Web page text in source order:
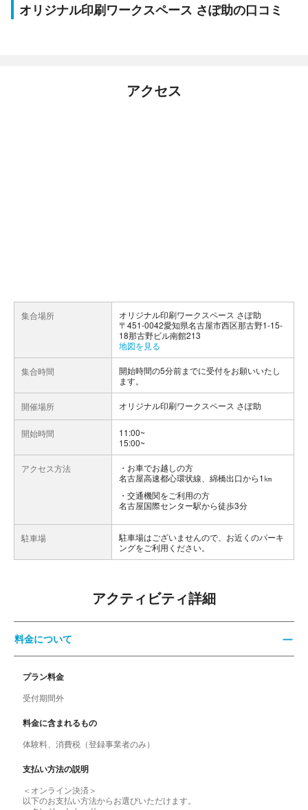
オリジナル印刷ワークスペース さぽ助の口コミ
アクセス
集合場所
オリジナル印刷ワークスペース さぽ助
〒451-0042愛知県名古屋市西区那古野1-15-
18那古野ビル南館213
地図を見る
集合時間
開始時間の5分前までに受付をお願いいたし
ます。
開催場所 オリジナル印刷ワークスペース さぽ助
開始時間
11:00~
15:00~
アクセス方法
お車でお越しの方
名古屋高速都心環状線、綿橋出口から1㎞
交通機関をご利用の方
名古屋国際センター駅から徒歩3分
駐車場
駐車場はございませんので、お近くのパーキ
ングをご利用ください。
アクティビティ詳細
料金について
プラン料金
受付期間外
料金に含まれるもの
体験料、消費税（登録事業者のみ）
支払い方法の説明
＜オンライン決済＞
以下のお支払い方法からお選びいただけます。